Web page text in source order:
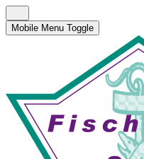
Mobile Menu Toggle